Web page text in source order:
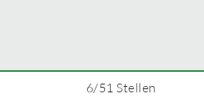
6/51 Stellen